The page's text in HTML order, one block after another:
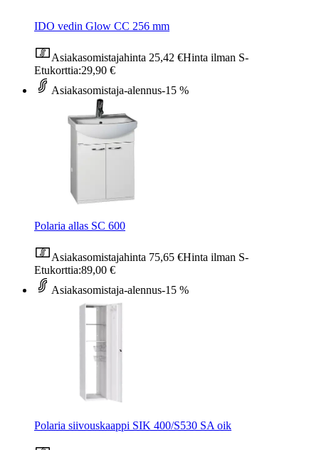
IDO vedin Glow CC 256 mm
Asiakasomistajahinta 25,42 €Hinta ilman S-
Etukorttia:29,90 €
Asiakasomistaja-alennus-15 %
Polaria allas SC 600
Asiakasomistajahinta 75,65 €Hinta ilman S-
Etukorttia:89,00 €
Asiakasomistaja-alennus-15 %
Polaria siivouskaappi SIK 400/S530 SA oik